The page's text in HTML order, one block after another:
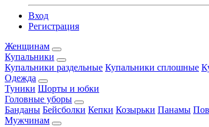
Вход
Регистрация
Женщинам
Купальники
Купальники раздельные Купальники сплошные
Одежда
Туники Шорты и юбки
Головные уборы
Банданы Бейсболки Кепки Козырьки Панамы
Мужчинам